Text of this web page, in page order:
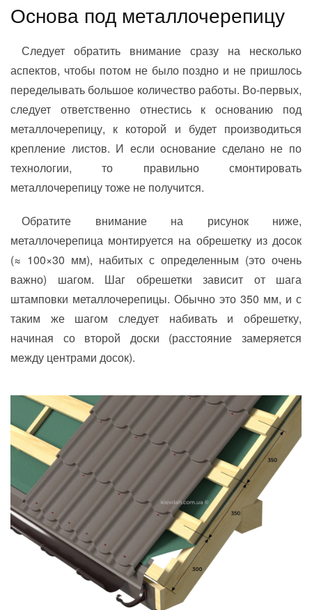
Основа под металлочерепицу
Следует обратить внимание сразу на несколько
аспектов, чтобы потом не было поздно и не пришлось
переделывать большое количество работы. Во-первых,
следует ответственно отнестись к основанию под
металлочерепицу, к которой и будет производиться
крепление листов. И если основание сделано не по
технологии, то правильно смонтировать
металлочерепицу тоже не получится.
Обратите внимание на рисунок ниже,
металлочерепица монтируется на обрешетку из досок
(≈ 100×30 мм), набитых с определенным (это очень
важно) шагом. Шаг обрешетки зависит от шага
штамповки металлочерепицы. Обычно это 350 мм, и с
таким же шагом следует набивать и обрешетку,
начиная со второй доски (расстояние замеряется
между центрами досок).